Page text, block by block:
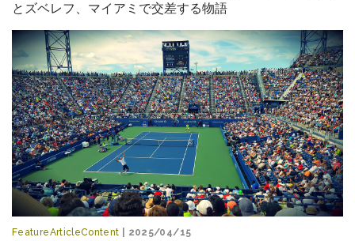
とズベレフ、マイアミで交差する物語
FeatureArticleContent | 2025/04/15